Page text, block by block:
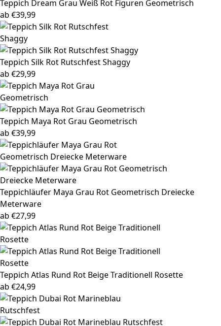
Teppich Dream Grau Weiß Rot Figuren Geometrisch
ab €39,99
Teppich Silk Rot Rutschfest Shaggy
ab €29,99
Teppich Maya Rot Grau Geometrisch
ab €39,99
Teppichläufer Maya Grau Rot Geometrisch Dreiecke
Meterware
ab €27,99
Teppich Atlas Rund Rot Beige Traditionell Rosette
ab €24,99